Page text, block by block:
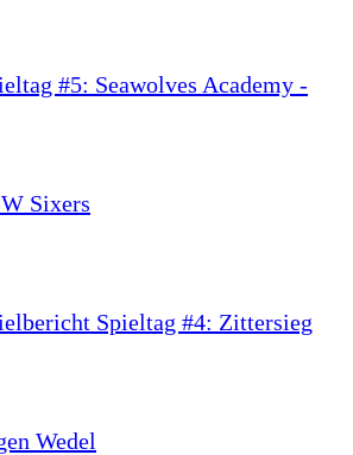
#5: Seawolves Academy -
Sixers
Spieltag #4: Zittersieg
Wedel